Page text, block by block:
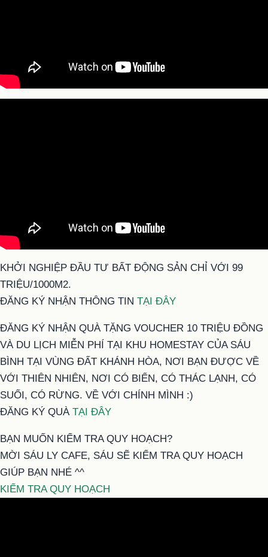
KHỞI NGHIỆP ĐẦU TƯ BẤT ĐỘNG SẢN CHỈ VỚI 99
TRIỆU/1000M2.
ĐĂNG KÝ NHẬN THÔNG TIN TẠI ĐÂY
ĐĂNG KÝ NHẬN QUÀ TẶNG VOUCHER 10 TRIỆU ĐỒNG
VÀ DU LỊCH MIỄN PHÍ TẠI KHU HOMESTAY CỦA SÁU
BÌNH TẠI VÙNG ĐẤT KHÁNH HÒA, NƠI BẠN ĐƯỢC VỀ
VỚI THIÊN NHIÊN, NƠI CÓ BIỂN, CÓ THÁC LẠNH, CÓ
SUỐI, CÓ RỪNG. VỀ VỚI CHÍNH MÌNH :)
ĐĂNG KÝ QUÀ TẠI ĐÂY
BẠN MUỐN KIỂM TRA QUY HOẠCH?
MỜI SÁU LY CAFE, SÁU SẼ KIỂM TRA QUY HOẠCH
GIÚP BẠN NHÉ ^^
KIỂM TRA QUY HOẠCH